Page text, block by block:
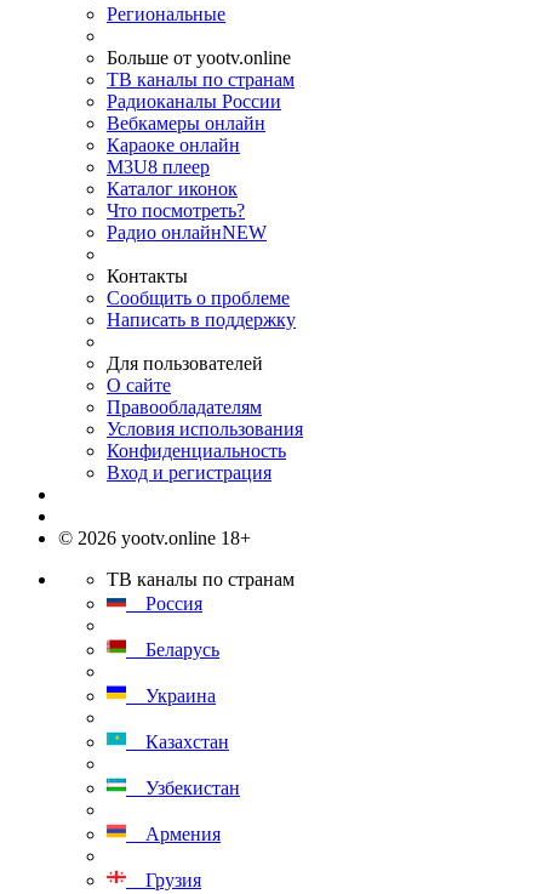
Региональные
Больше от yootv.online
ТВ каналы по странам
Радиоканалы России
Вебкамеры онлайн
Караоке онлайн
M3U8 плеер
Каталог иконок
Что посмотреть?
Радио онлайнNEW
Контакты
Сообщить о проблеме
Написать в поддержку
Для пользователей
О сайте
Правообладателям
Условия использования
Конфиденциальность
Вход и регистрация
© 2026 yootv.online 18+
ТВ каналы по странам
Россия
Беларусь
Украина
Казахстан
Узбекистан
Армения
Грузия